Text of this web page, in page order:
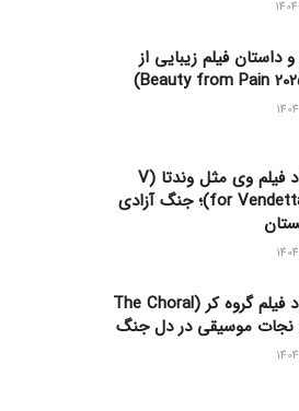
داستان فیلم زیبایی از
پیشنهاد فیلم وی مثل وندتا (V
for Vendetta 2005)؛ جنگ آزادی
پیشنهاد فیلم گروه کر (The Choral